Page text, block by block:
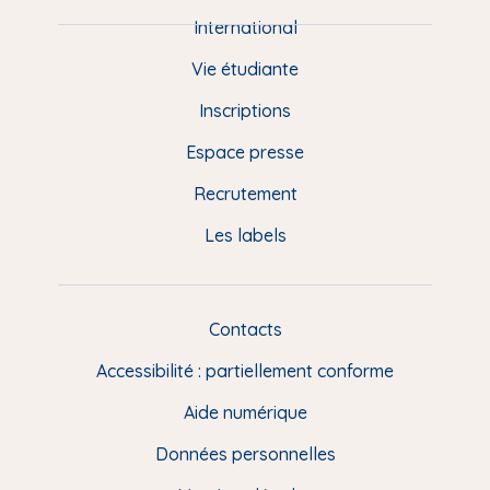
e
e
International
Vie étudiante
Inscriptions
Espace presse
Recrutement
Les labels
L
e
n
u
Contacts
Accessibilité : partiellement conforme
Aide numérique
Données personnelles